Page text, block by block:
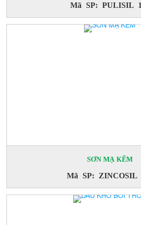
Mã SP: PULISIL
SƠN MẠ KẼM
Mã SP: ZINCOSIL